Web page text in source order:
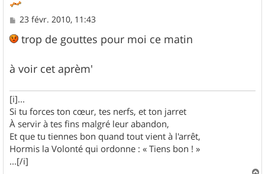
M
s
g
e
23 févr. 2010, 11:43
trop de gouttes pour moi ce matin
à voir cet aprèm'
[i]...
Si tu forces ton cœur, tes nerfs, et ton jarret
À servir à tes fins malgré leur abandon,
Et que tu tiennes bon quand tout vient à l'arrêt,
Hormis la Volonté qui ordonne : « Tiens bon ! »
...[/i]